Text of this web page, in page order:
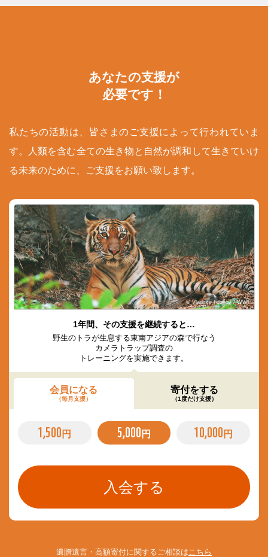
あなたの支援が
必要です！
私たちの活動は、皆さまのご支援によって行われていま
す。人類を含む全ての生き物と自然が調和して生きていけ
る未来のために、ご支援をお願い致します。
© Vladimir Filonov / WWF
1年間、その支援を継続すると…
野生のトラが生息する東南アジアの森で行なう
カメラトラップ調査の
トレーニングを実施できます。
会員になる
（毎月支援）
寄付をする
（1度だけ支援）
1,500 円 5,000 円 10,000 円
遺贈遺言・高額寄付に関するご相談は こちら